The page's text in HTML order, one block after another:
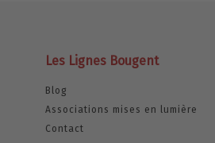
Les Lignes Bougent
Blog
Associations mises en lumière
Contact